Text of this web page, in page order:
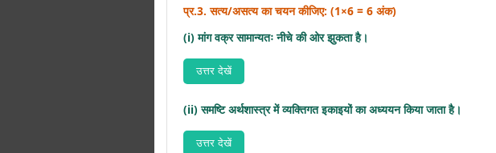
प्र.3. सत्य/असत्य का चयन कीजिए: (1×6 = 6 अंक)
(i) मांग वक्र सामान्यतः नीचे की ओर झुकता है।
उत्तर देखें
(ii) समष्टि अर्थशास्त्र में व्यक्तिगत इकाइयों का अध्ययन किया जाता है।
उत्तर देखें